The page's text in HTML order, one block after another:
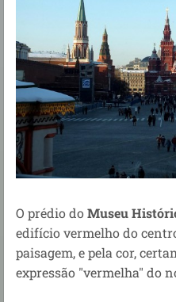
O prédio doMuseu
edifício vermelho do
paisagem, e pela cor,
expressão "vermelha" do